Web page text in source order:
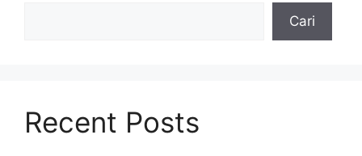
Cari
Recent Posts